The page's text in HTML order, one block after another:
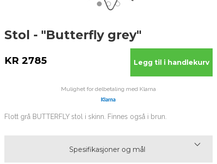
Stol - "Butterfly grey"
KR 2785
Mulighet for delbetaling med Klarna
Flott grå BUTTERFLY stol i skinn. Finnes også i brun.
Spesifikasjoner og mål